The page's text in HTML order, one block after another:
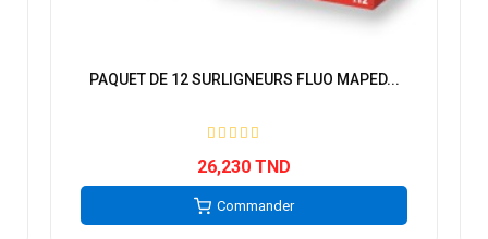
PAQUET DE 12 SURLIGNEURS FLUO MAPED...
26,230 TND
Commander